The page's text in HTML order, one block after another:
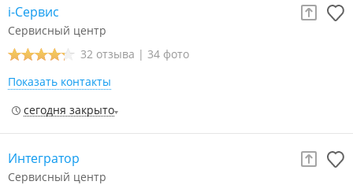
i-Сервис
Сервисный центр
32 отзыва | 34 фото
Показать контакты
сегодня закрыто
Интегратор
Сервисный центр